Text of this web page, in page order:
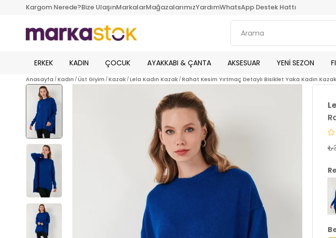
Kargom Nerede?Bize UlaşınMarkalarMağazalarımızYardımWhatsApp Destek Hattı
ERKEK KADIN ÇOCUK AYAKKABI & ÇANTA AKSESUAR YENİ SEZON
Anasayfa Kadın Üst Giyim Kazak Lela Kadın Kazak Rahat Kesim Yırtmaç Detaylı Bisiklet Yaka Kadın Kazak